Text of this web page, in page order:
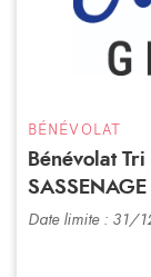
BÉNÉVOLAT
Bénévolat
Date limite : 31/